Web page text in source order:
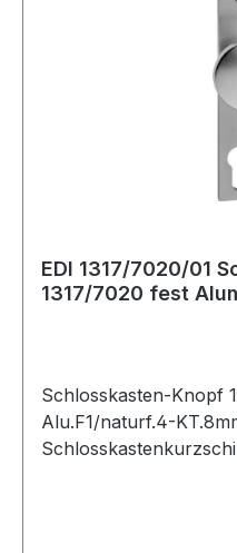
EDI 1317/7020/01
1317/7020 fest
Schlosskasten-Knopf
Alu.F1/naturf.4-